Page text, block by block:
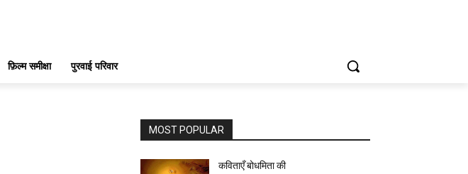
फ़िल्म समीक्षा पुरवाई परिवार
MOST POPULAR
कविताएँ बोधमिता की